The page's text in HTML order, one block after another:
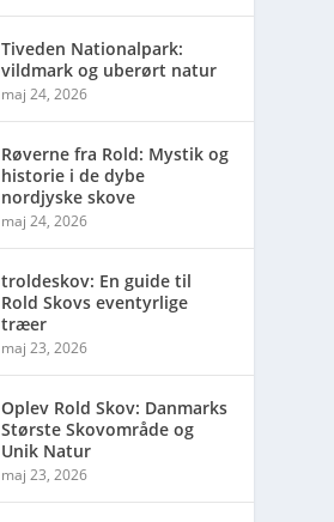
Tiveden Nationalpark:
vildmark og uberørt natur
maj 24, 2026
Røverne fra Rold: Mystik og
historie i de dybe
nordjyske skove
maj 24, 2026
troldeskov: En guide til
Rold Skovs eventyrlige
træer
maj 23, 2026
Oplev Rold Skov: Danmarks
Største Skovområde og
Unik Natur
maj 23, 2026